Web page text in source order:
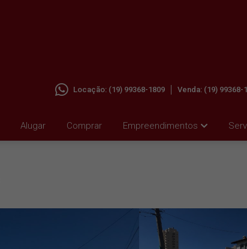
Alugar Comprar Empreendimentos
Locação: (19) 99368-1809 Venda: (19) 99368-